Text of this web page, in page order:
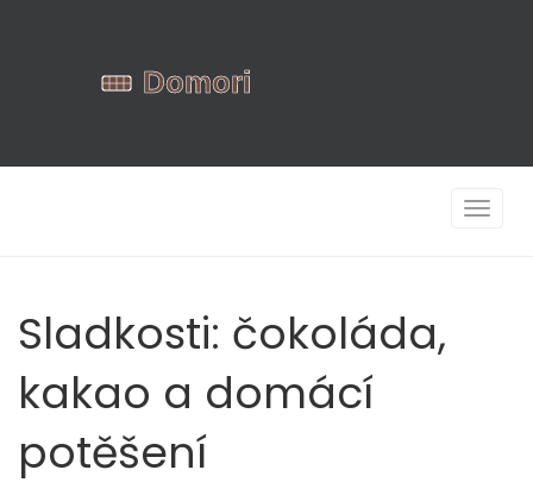
Sladkosti: čokoláda,
kakao a domácí
potěšení